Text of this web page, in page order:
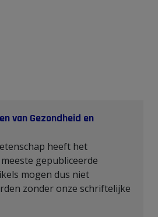
van Gezondheid en
heeft het
gepubliceerde
mogen dus niet
zonder onze schriftelijke